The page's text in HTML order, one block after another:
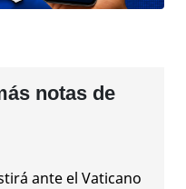
notas de
ante el Vaticano